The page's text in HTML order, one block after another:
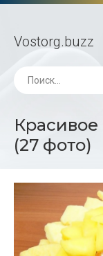
Vostorg.buzz
(27 фото)